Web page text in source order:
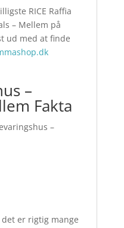
RICE Raffia
– Mellem på
ud med at finde
–
Fakta
–
det er rigtig mange